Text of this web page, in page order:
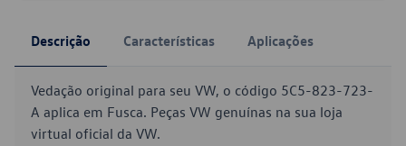
Descrição Características Aplicações
Vedação original para seu VW, o código 5C5-823-723-
A aplica em Fusca. Peças VW genuínas na sua loja
virtual oficial da VW.